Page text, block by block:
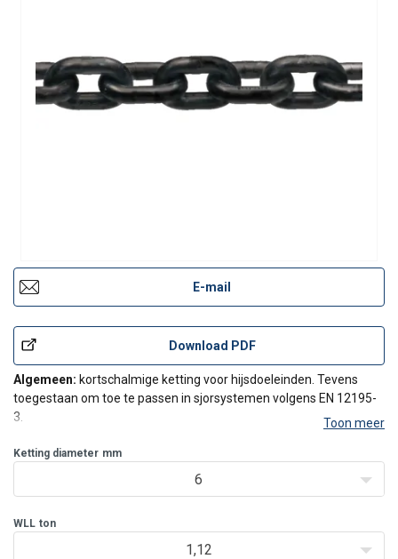
E-mail
Download PDF
Algemeen: kortschalmige ketting voor hijsdoeleinden. Tevens
toegestaan om toe te passen in sjorsystemen volgens EN 12195-
3.
Toon meer
Ketting diameter mm
6
WLL ton
1,12